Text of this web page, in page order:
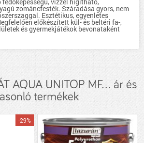
zománcfesték. Száradása gyors, nem
Esztétikus, egyenletes
előkészített kül- és beltéri fa-,
és gyermekjátékok bevonataként
AQUA UNITOP MF... ár és
termékek
-29%